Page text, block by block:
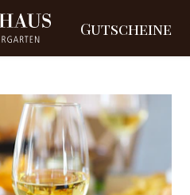
Gutscheine